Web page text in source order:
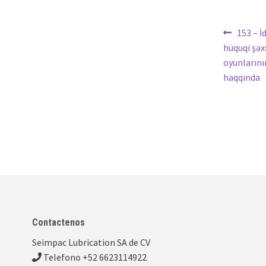
de
153 –
hüquqi
haqqında
Contactenos
Seimpac Lubrication SA de CV
Telefono +52 6623114922